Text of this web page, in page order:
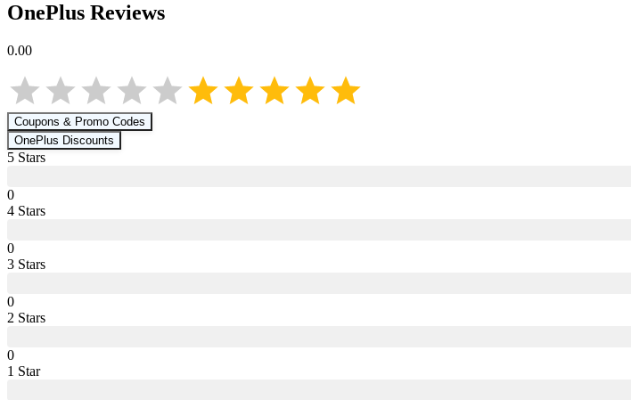
OnePlus Reviews
0.00
Coupons & Promo Codes
OnePlus Discounts
5 Stars
0
4 Stars
0
3 Stars
0
2 Stars
0
1 Star